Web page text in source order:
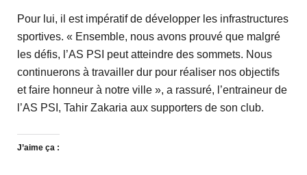
Pour lui, il est impératif de développer les infrastructures
sportives. « Ensemble, nous avons prouvé que malgré
les défis, l’AS PSI peut atteindre des sommets. Nous
continuerons à travailler dur pour réaliser nos objectifs
et faire honneur à notre ville », a rassuré, l’entraineur de
l’AS PSI, Tahir Zakaria aux supporters de son club.
J’aime ça :